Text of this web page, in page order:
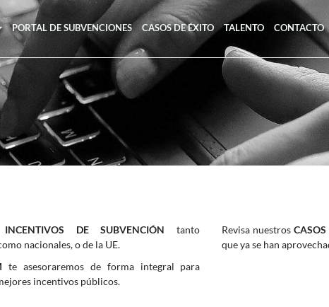
PORTAL DE SUBVENCIONES CASOS DE ÉXITO TALENTO CONTACTO
INCENTIVOS DE SUBVENCIÓN tanto
nacionales, o de la UE.
te asesoraremos de forma integral para
incentivos públicos.
Revisa nuestros CASOS
que ya se han